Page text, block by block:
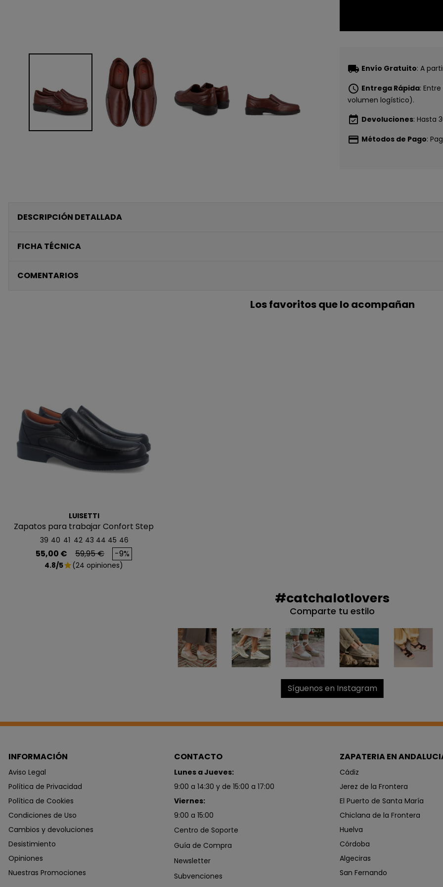
local_shipping Envío Gratuito: A
schedule Entrega Rápida:
volumen logístico).
event_available Devoluciones: Hasta
payment Métodos de Pago:
DESCRIPCIÓN DETALLADA
FICHA TÉCNICA
COMENTARIOS
Los favoritos que lo acompañan
LUISETTI
Zapatos para trabajar Confort Step
0106 negro
39 40 41 42 43 44 45 46
Precio
55,00 € Precio base
59,95 € -9%
4.8/5star(24 opiniones)
#catchalotlovers
Comparte tu estilo
Síguenos en Instagram
INFORMACIÓN
Aviso Legal
Política de Privacidad
Política de Cookies
Condiciones de Uso
Cambios y devoluciones
Desistimiento
Opiniones
Nuestras Promociones
CONTACTO
Lunes a Jueves:
9:00 a 14:30 y de 15:00 a 17:00
Viernes:
9:00 a 15:00
Centro de Soporte
Guía de Compra
Newsletter
Subvenciones
ZAPATERIA EN
Cádiz
Jerez de la Frontera
El Puerto de Santa María
Chiclana de la Frontera
Huelva
Córdoba
Algeciras
San Fernando
para tu primera compra* (en